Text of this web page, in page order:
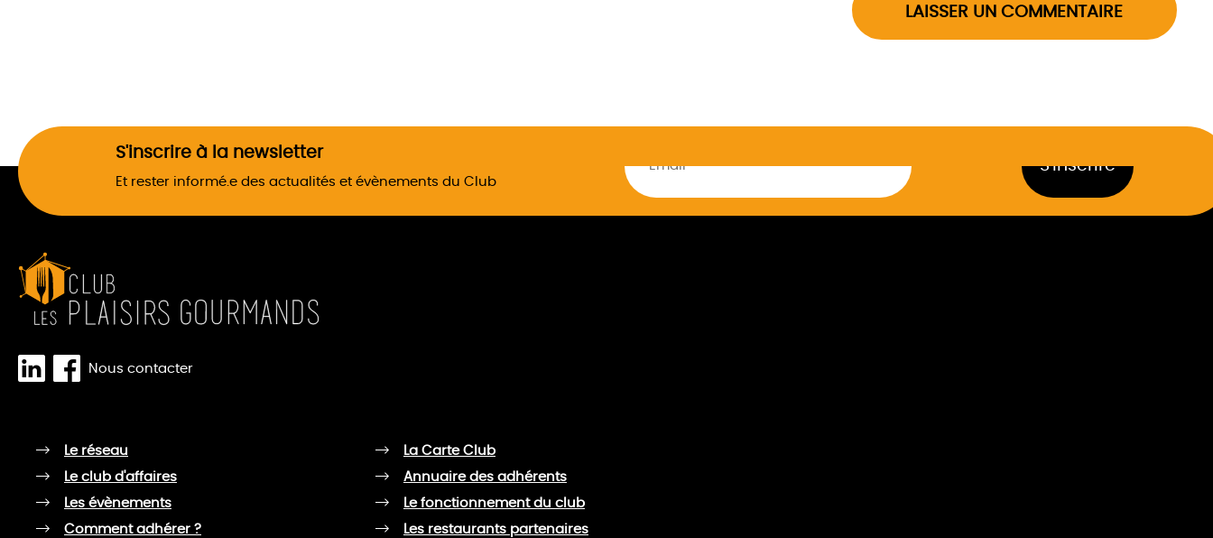
LAISSER UN COMMENTAIRE
S'inscrire à la newsletter
Et rester informé.e des actualités et évènements du Club
Nous contacter
Le réseau
Le club d'affaires
Les évènements
Comment adhérer ?
La Carte Club
Annuaire des adhérents
Le fonctionnement du club
Les restaurants partenaires